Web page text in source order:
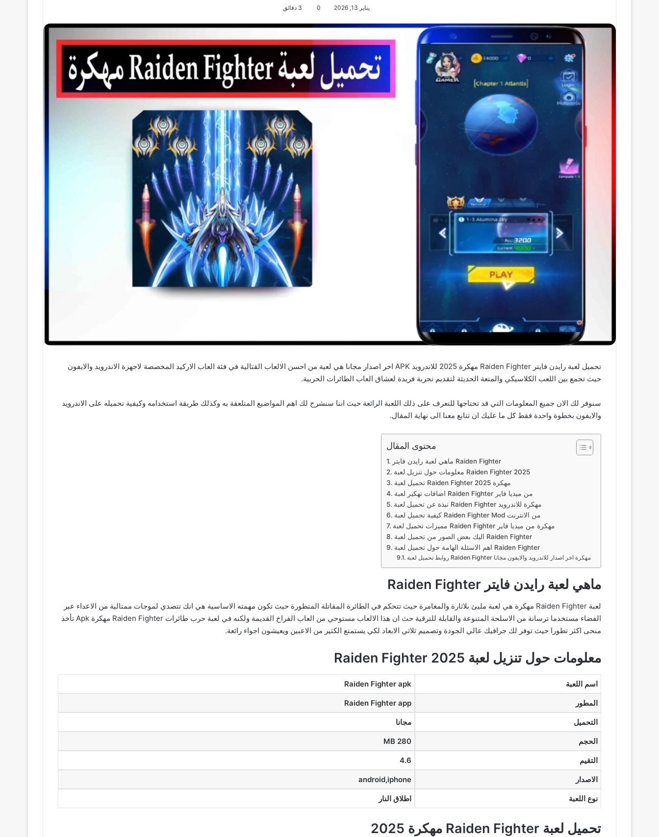
يناير 13, 2026 0
تحميل لعبة رايدن فايتر Raiden Fighter مهكرة 2025 للاندرويد APK اخر اصدار مجانا هي لعبة من احسن الالعاب القتالية في فئة العاب الاركيد المخصصة لاجهزة الاندرويد والايفون
حيث تجمع بين اللعب الكلاسيكي والمتعة الحديثة لتقديم تجربة فريدة لعشاق العاب الطائرات الحربية.
سنوفر لك الان جميع المعلومات التي قد تحتاجها للتعرف على ذلك اللعبة الرائعة حيث اننا سنشرح لك اهم المواضيع المتلعقة به وكذلك طريقة استخدامه وكيفية تحميله على الاندرويد
والايفون بخطوة واحدة فقط كل ما عليك ان تتابع معنا الى نهاية المقال.
محتوى المقال
ماهي لعبة رايدن فايتر Raiden Fighter
معلومات حول تنزيل لعبة Raiden Fighter 2025
تحميل لعبة Raiden Fighter مهكرة 2025
اضافات تهكير لعبة Raiden Fighter من ميديا فاير
نبذة عن تحميل لعبة Raiden Fighter مهكرة للاندرويد
كيفية تحميل لعبة Raiden Fighter Mod من الانترنت
مميزات تحميل لعبة Raiden Fighter مهكرة من ميديا فاير
اليك بعض الصور من تحميل لعبة Raiden Fighter
اهم الاسئلة الهامة حول تحميل لعبة Raiden Fighter
روابط تحميل لعبة Raiden Fighter مهكرة اخر اصدار للاندرويد والايفون مجانا
ماهي لعبة رايدن فايتر Raiden Fighter
لعبة Raiden Fighter مهكرة هي لعبة مليئ بلاثارة والمغامرة حيث تتحكم في الطائرة المقاتلة المتطورة حيث تكون مهمته الاساسية هي انك تتصدي لموجات ممتالية من الاعداء عبر
الفضاء مستخدما ترسانة من الاسلحة المتنوعة والقابلة للترقية حث ان هذا الالعاب مستوحي من العاب الفراخ القديمة ولكنه في لعبة حرب طائرات Raiden Fighter مهكرة Apk تأخذ
منحى اكثر تطورا حيث توفر لك جرافيك عالي الجودة وتصميم ثلاثي الابعاد لكي يستمتع الكثير من الاعبين ويعيشون اجواء رائعة.
معلومات حول تنزيل لعبة Raiden Fighter 2025
اسم اللعبة Raiden Fighter apk
المطور Raiden Fighter app
التحميل مجانا
الحجم MB 280
التقيم 4.6
الاصدار android,iphone
نوع اللعبة اطلاق النار
تحميل لعبة Raiden Fighter مهكرة 2025